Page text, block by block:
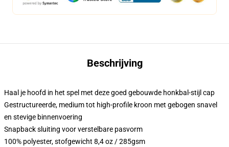
Beschrijving
Haal je hoofd in het spel met deze goed gebouwde honkbal-stijl cap
Gestructureerde, medium tot high-profile kroon met gebogen snavel
en stevige binnenvoering
Snapback sluiting voor verstelbare pasvorm
100% polyester, stofgewicht 8,4 oz / 285gsm